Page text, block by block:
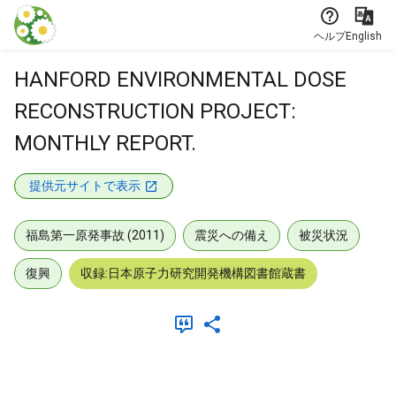
本文に飛ぶ
ヘルプEnglish
HANFORD ENVIRONMENTAL DOSE
RECONSTRUCTION PROJECT:
MONTHLY REPORT.
提供元サイトで表示
福島第一原発事故 (2011) 震災への備え 被災状況
復興 収録:日本原子力研究開発機構図書館蔵書